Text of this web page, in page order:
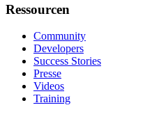
Ressourcen
Community
Developers
Success Stories
Presse
Videos
Training